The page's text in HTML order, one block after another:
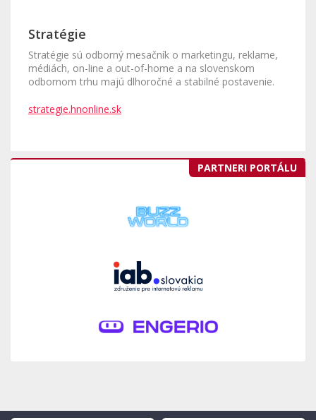
Stratégie
Stratégie sú odborný mesačník o marketingu, reklame,
médiách, on-line a out-of-home a na slovenskom
odbornom trhu majú dlhoročné a stabilné postavenie.
strategie.hnonline.sk
PARTNERI PORTÁLU